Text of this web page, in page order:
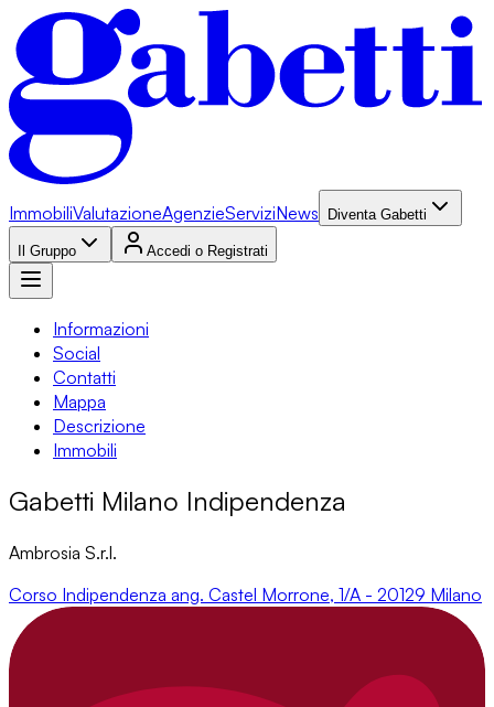
ImmobiliValutazioneAgenzieServiziNews Diventa Gabetti
Il Gruppo Accedi o Registrati
Informazioni
Social
Contatti
Mappa
Descrizione
Immobili
Gabetti Milano Indipendenza
Ambrosia S.r.l.
Corso Indipendenza ang. Castel Morrone, 1/A - 20129 Milano